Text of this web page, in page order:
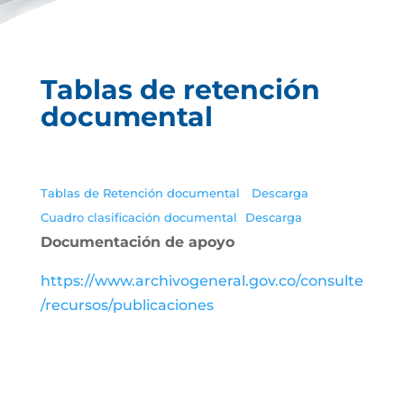
Tablas de retención
documental
Tablas de Retención documental
Descarga
Cuadro clasificación documental
Descarga
Documentación de apoyo
https://www.archivogeneral.gov.co/consulte
/recursos/publicaciones